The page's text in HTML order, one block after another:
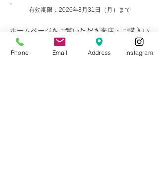
有効期限：2026年8月31日（月）まで
ホームページをご覧いただき来店・ご購入い
ただきました方は​通常価格より10%割引きさ
せていただきます。
​以下のボタンからプリントアウトしてお持ち
Phone Email Address Instagram